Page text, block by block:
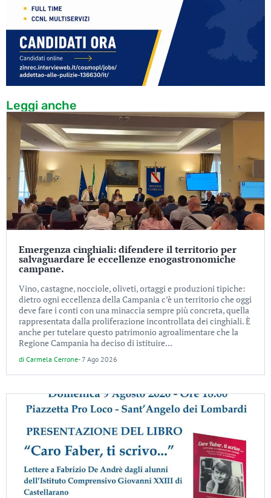
Leggi anche
Emergenza cinghiali: difendere il territorio per
salvaguardare le eccellenze enogastronomiche
campane.
Vino, castagne, nocciole, oliveti, ortaggi e produzioni tipiche:
dietro ogni eccellenza della Campania c’è un territorio che oggi
deve fare i conti con una minaccia sempre più concreta, quella
rappresentata dalla proliferazione incontrollata dei cinghiali. È
anche per tutelare questo patrimonio agroalimentare che la
Regione Campania ha deciso di istituire...
di Carmela Cerrone-7 Ago 2026